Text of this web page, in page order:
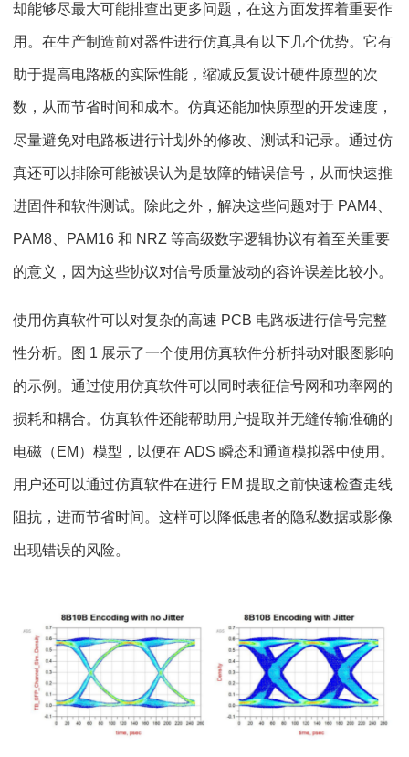
却能够尽最大可能排查出更多问题，在这方面发挥着重要作
用。在生产制造前对器件进行仿真具有以下几个优势。它有
助于提高电路板的实际性能，缩减反复设计硬件原型的次
数，从而节省时间和成本。仿真还能加快原型的开发速度，
尽量避免对电路板进行计划外的修改、测试和记录。通过仿
真还可以排除可能被误认为是故障的错误信号，从而快速推
进固件和软件测试。除此之外，解决这些问题对于 PAM4、
PAM8、PAM16 和 NRZ 等高级数字逻辑协议有着至关重要
的意义，因为这些协议对信号质量波动的容许误差比较小。
使用仿真软件可以对复杂的高速 PCB 电路板进行信号完整
性分析。图 1 展示了一个使用仿真软件分析抖动对眼图影响
的示例。通过使用仿真软件可以同时表征信号网和功率网的
损耗和耦合。仿真软件还能帮助用户提取并无缝传输准确的
电磁（EM）模型，以便在 ADS 瞬态和通道模拟器中使用。
用户还可以通过仿真软件在进行 EM 提取之前快速检查走线
阻抗，进而节省时间。这样可以降低患者的隐私数据或影像
出现错误的风险。